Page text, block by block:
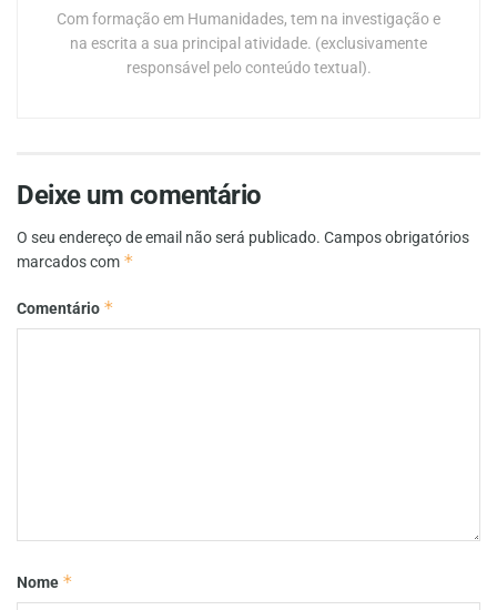
Com formação em Humanidades, tem na investigação e
na escrita a sua principal atividade. (exclusivamente
responsável pelo conteúdo textual).
Deixe um comentário
O seu endereço de email não será publicado. Campos obrigatórios
marcados com *
Comentário *
Nome *